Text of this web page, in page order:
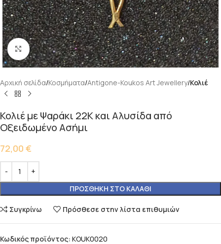
Κάντε κλικ για μεγέθυνση
Αρχική σελίδα Κοσμήματα Antigone-Koukos Art Jewellery Κολιέ
Κολιέ με Ψαράκι 22Κ και Αλυσίδα από
Οξειδωμένο Ασήμι
72,00 €
ΠΡΟΣΘΉΚΗ ΣΤΟ ΚΑΛΆΘΙ
Συγκρίνω Πρόσθεσε στην λίστα επιθυμιών
Κωδικός προϊόντος: KOUK0020